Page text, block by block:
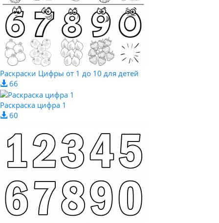
Раскраски Цифры от 1 до 10 для детей
66
Раскраска цифра 1
60